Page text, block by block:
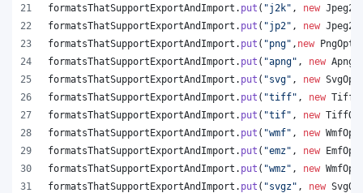
formatsThatSupportExportAndImport . put ( "j2k" , new
formatsThatSupportExportAndImport . put ( "jp2" , new
formatsThatSupportExportAndImport . put ( "png" , new
formatsThatSupportExportAndImport . put ( "apng" , new
formatsThatSupportExportAndImport . put ( "svg" , new
formatsThatSupportExportAndImport . put ( "tiff" , new
formatsThatSupportExportAndImport . put ( "tif" , new
formatsThatSupportExportAndImport . put ( "wmf" , new
formatsThatSupportExportAndImport . put ( "emz" , new
formatsThatSupportExportAndImport . put ( "wmz" , new
formatsThatSupportExportAndImport . put ( "svgz" , new